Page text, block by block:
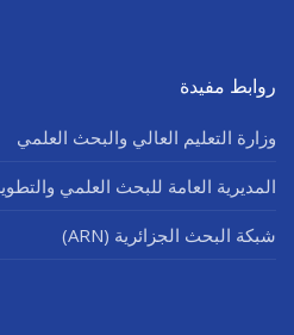
روابط مفيدة
وزارة التعليم العالي والبحث العلمي
المديرية العامة للبحث العلمي
شبكة البحث الجزائرية (ARN)